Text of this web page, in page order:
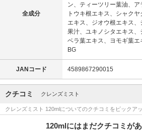
全成分
ン、ティーツリー葉油、ア
トウキ根エキス、シャク
エキス、ジオウ根エキス
果汁、ユキノシタエキス
ベラ葉エキス、ヨモギ葉エ
BG
JANコード 4589867290015
クチコミ クレンズミスト
クレンズミスト 120mlについてのクチコミをピックアッ
120mlにはまだクチコミがあ